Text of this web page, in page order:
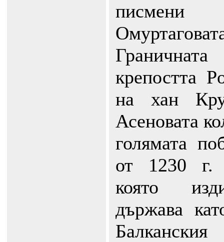
крепостта
на хан
Асеновата
голямата
от 1230 г.
която
държава